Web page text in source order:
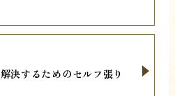
決するためのセルフ張り